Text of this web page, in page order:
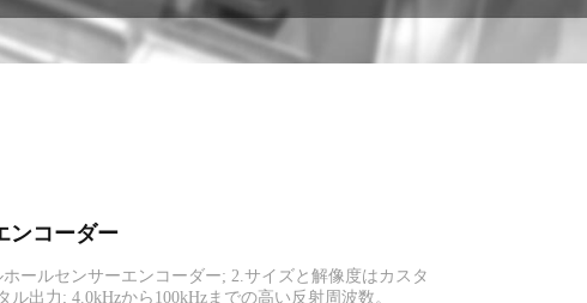
ンコーダー
ールセンサーエンコーダー; 2.サイズと解像度はカスタ
出力; 4.0kHzから100kHzまでの高い反射周波数。